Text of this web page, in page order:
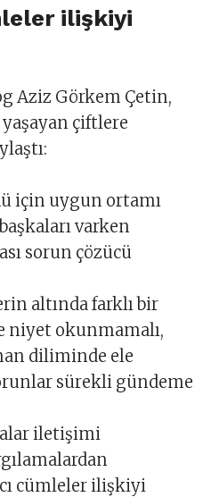
ilişkiyi
Aziz Görkem Çetin,
çiftlere
için uygun ortamı
varken
sorun çözücü
altında farklı bir
niyet okunmamalı,
diliminde ele
sürekli gündeme
iletişimi
cümleler ilişkiyi